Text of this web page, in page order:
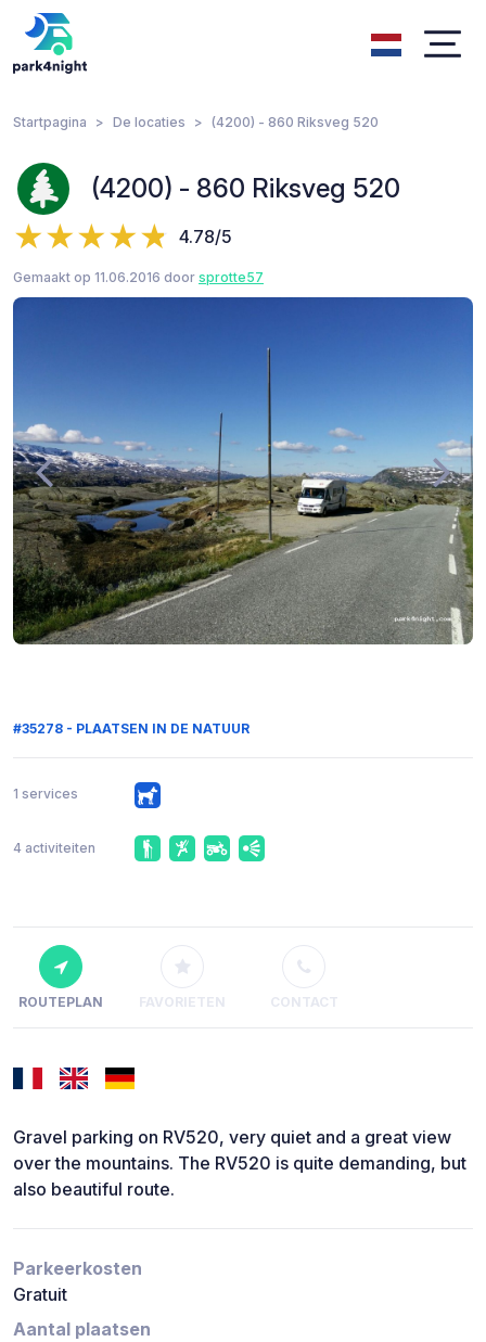
Startpagina De locaties (4200) - 860 Riksveg 520
(4200) - 860 Riksveg 520
4.78/5
Gemaakt op 11.06.2016 door sprotte57
#35278 - PLAATSEN IN DE NATUUR
1 services
4 activiteiten
ROUTEPLAN FAVORIETEN CONTACT
Gravel parking on RV520, very quiet and a great view
over the mountains. The RV520 is quite demanding, but
also beautiful route.
Parkeerkosten
Gratuit
Aantal plaatsen